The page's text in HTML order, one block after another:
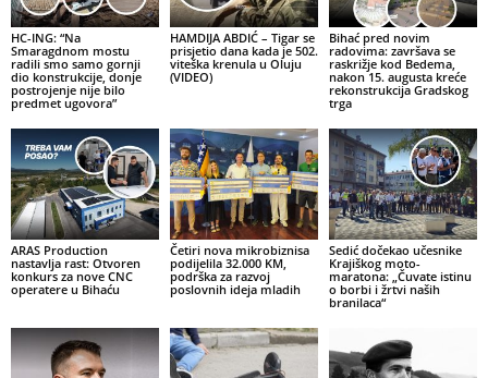
HC-ING: “Na
Smaragdnom mostu
radili smo samo gornji
dio konstrukcije, donje
postrojenje nije bilo
predmet ugovora”
HAMDIJA ABDIĆ – Tigar se
prisjetio dana kada je 502.
viteška krenula u Oluju
(VIDEO)
Bihać pred novim
radovima: završava se
raskrižje kod Bedema,
nakon 15. augusta kreće
rekonstrukcija Gradskog
trga
ARAS Production
nastavlja rast: Otvoren
konkurs za nove CNC
operatere u Bihaću
Četiri nova mikrobiznisa
podijelila 32.000 KM,
podrška za razvoj
poslovnih ideja mladih
Sedić dočekao učesnike
Krajiškog moto-
maratona: „Čuvate istinu
o borbi i žrtvi naših
branilaca“